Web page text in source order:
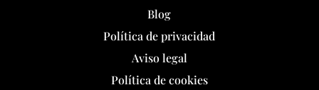
Blog
Política de privacidad
Aviso legal
Política de cookies